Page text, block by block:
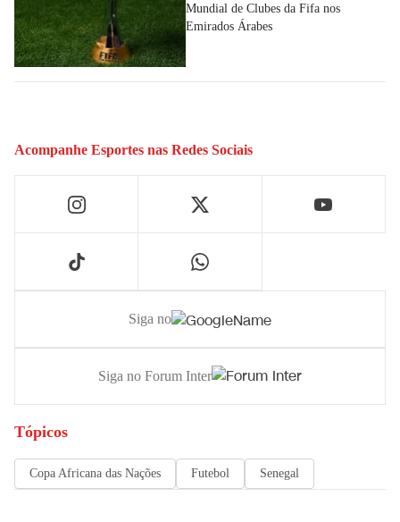
Mundial de Clubes da Fifa nos
Emirados Árabes
Acompanhe Esportes nas Redes Sociais
Siga no
Siga no Forum Inter
Tópicos
Copa Africana das Nações Futebol Senegal